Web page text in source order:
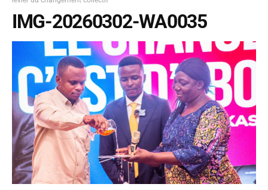
IMG-20260302-WA0035